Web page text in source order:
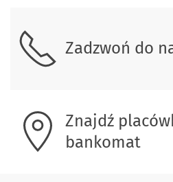
Zadzwoń do
Znajdź
bankomat